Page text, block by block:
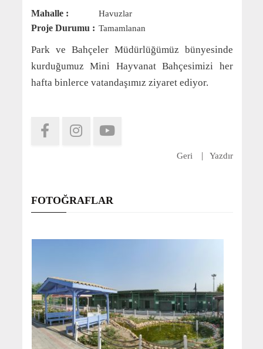
Mahalle : Havuzlar
Proje Durumu : Tamamlanan
Park ve Bahçeler Müdürlüğümüz bünyesinde
kurduğumuz Mini Hayvanat Bahçesimizi her
hafta binlerce vatandaşımız ziyaret ediyor.
Geri Yazdır
FOTOĞRAFLAR